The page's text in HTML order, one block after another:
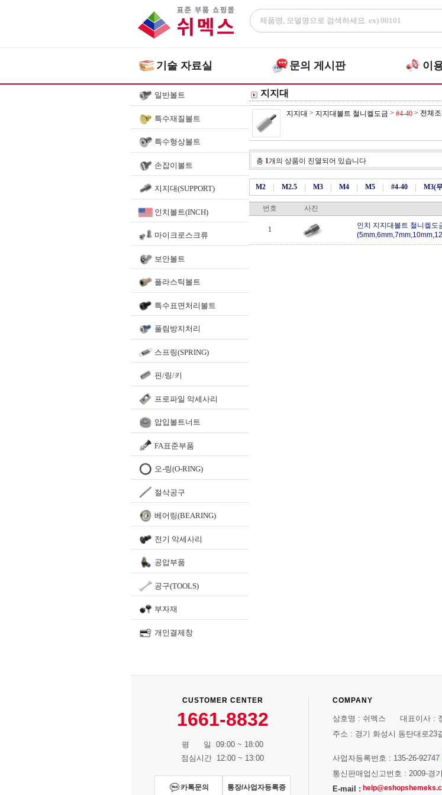
기술 자료실 문의 게시판 이
일반볼트
특수재질볼트
특수형상볼트
손잡이볼트
지지대(SUPPORT)
인치볼트(INCH)
마이크로스크류
보안볼트
플라스틱볼트
특수표면처리볼트
풀림방지처리
스프링(SPRING)
핀/링/키
프로파일 악세사리
압입볼트너트
FA표준부품
오-링(O-RING)
절삭공구
베어링(BEARING)
전기 악세사리
공압부품
공구(TOOLS)
부자재
개인결제창
지지대
지지대 > 지지대볼트 철니켈도금 > #4-40 > 전체조
총 1개의 상품이 진열되어 있습니다
M2 M2.5 M3 M4 M5 #4-40 M3(
번호 사진
1
인치 지지대볼트 철니켈도
CUSTOMER CENTER
1661-8832
평 일 09:00 ~ 18:00
점심시간 12:00 ~ 13:00
카톡문의 통장/사업자등록증
COMPANY
상호명 : 쉬멕스 대표이사 :
주소 : 경기 화성시 동탄대로23
사업자등록번호 : 135-26-92747
통신판매업신고번호 : 2009-
E-mail :